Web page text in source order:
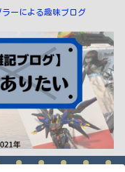
ーによる趣味ブログ